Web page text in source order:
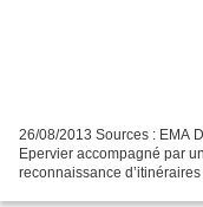
26/08/2013 Sources : EMA
Epervier accompagné par
reconnaissance